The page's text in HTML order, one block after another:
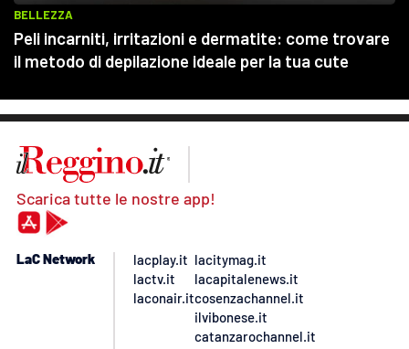
Scarica tutte le nostre app!
LaC Network
lacplay.it
lactv.it
laconair.it
lacitymag.it
lacapitalenews.it
cosenzachannel.it
ilvibonese.it
catanzarochannel.it